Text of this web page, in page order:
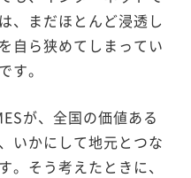
、まだほとんど浸透し
自ら狭めてしまってい
す。
が、全国の価値ある
いかにして地元とつな
。そう考えたときに、